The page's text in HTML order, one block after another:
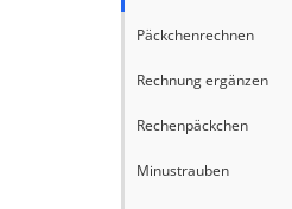
Päckchenrechnen
Rechnung ergänzen
Rechenpäckchen
Minustrauben